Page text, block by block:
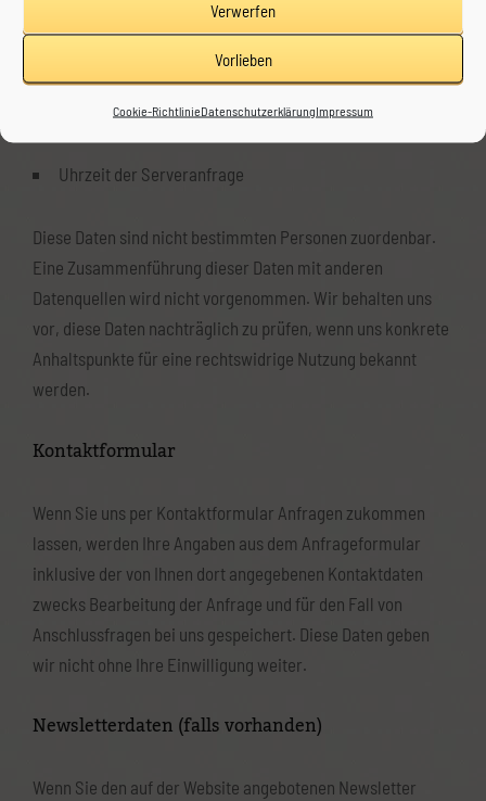
Verwerfen
Vorlieben
Cookie-RichtlinieDatenschutzerklärungImpressum
verwendetes Betriebssystem
Referrer URL
Uhrzeit der Serveranfrage
Diese Daten sind nicht bestimmten Personen zuordenbar.
Eine Zusammenführung dieser Daten mit anderen
Datenquellen wird nicht vorgenommen. Wir behalten uns
vor, diese Daten nachträglich zu prüfen, wenn uns konkrete
Anhaltspunkte für eine rechtswidrige Nutzung bekannt
werden.
Kontaktformular
Wenn Sie uns per Kontaktformular Anfragen zukommen
lassen, werden Ihre Angaben aus dem Anfrageformular
inklusive der von Ihnen dort angegebenen Kontaktdaten
zwecks Bearbeitung der Anfrage und für den Fall von
Anschlussfragen bei uns gespeichert. Diese Daten geben
wir nicht ohne Ihre Einwilligung weiter.
Newsletterdaten (falls vorhanden)
Wenn Sie den auf der Website angebotenen Newsletter